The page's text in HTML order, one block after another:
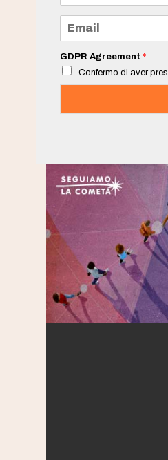
m
e
a
i
*
GDPR Agreement *
Confermo di aver